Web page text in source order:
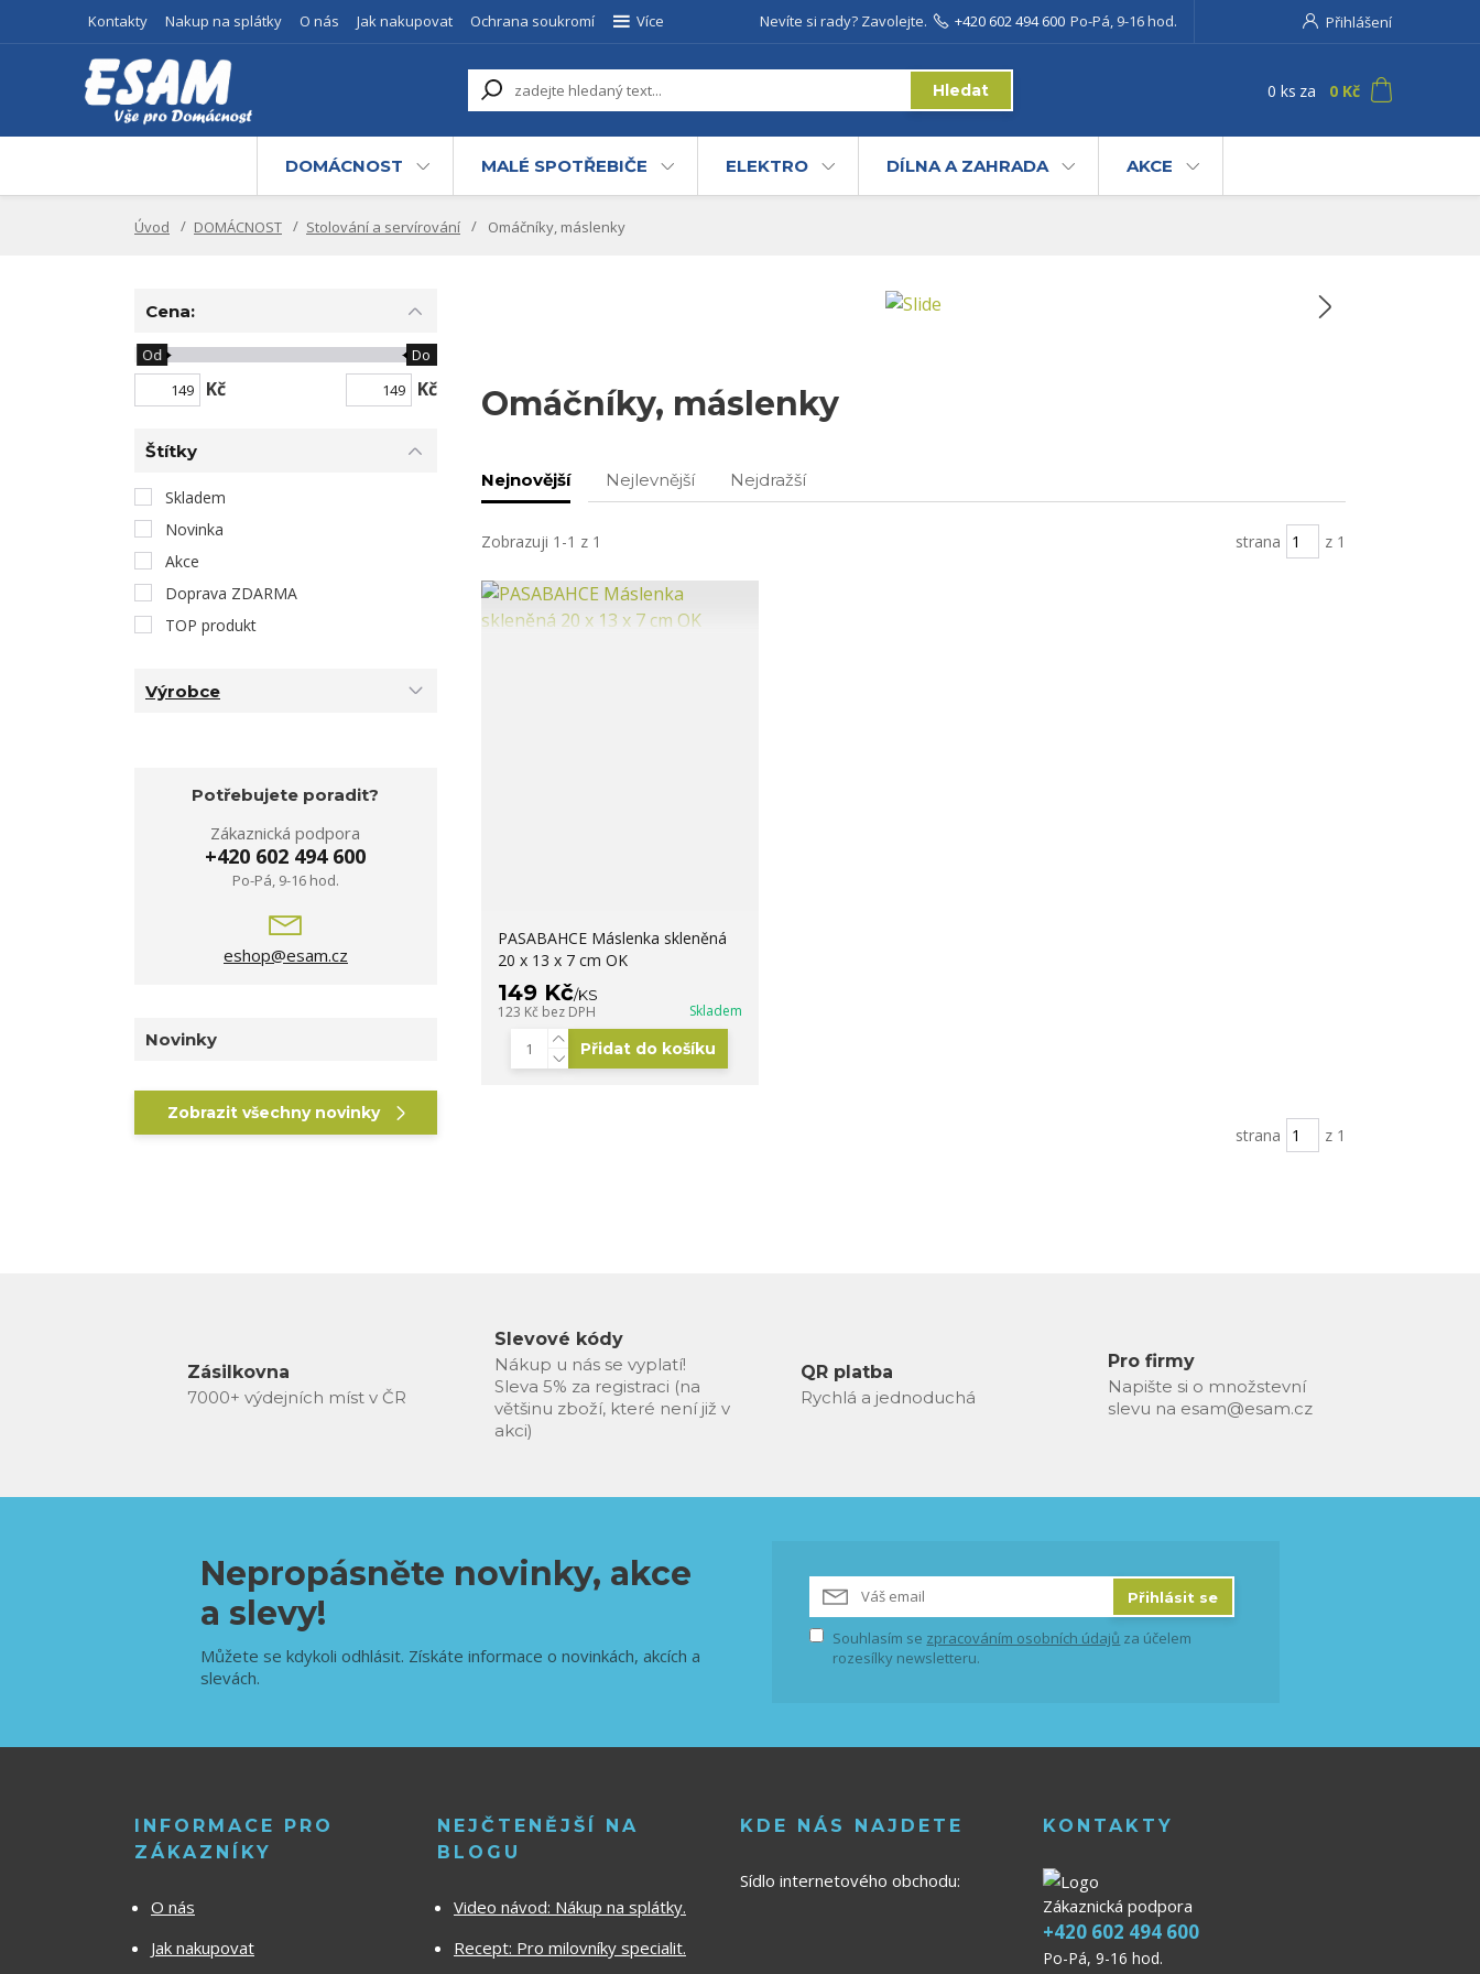
Kontakty Nakup na splátky O nás Jak nakupovat Ochrana soukromí Více Přihlášení
Hledat
Nevíte si rady? Zavolejte. +420 602 494 600 Po-Pá, 9-16 hod.
0 ks za 0 Kč
DOMÁCNOST MALÉ SPOTŘEBIČE ELEKTRO DÍLNA A ZAHRADA AKCE
Úvod DOMÁCNOST Stolování a servírování Omáčníky, máslenky
Omáčníky, máslenky
Nejnovější Nejlevnější Nejdražší
Zobrazuji 1-1 z 1 strana z 1
PASABAHCE Máslenka skleněná
20 x 13 x 7 cm OK
149 Kč/KS
123 Kč bez DPH Skladem
Přidat do košíku
strana z 1
Cena:
Kč
Od Do
Kč
Štítky
Skladem
Novinka
Akce
Doprava ZDARMA
TOP produkt
Výrobce
Potřebujete poradit?
Zákaznická podpora
+420 602 494 600
Po-Pá, 9-16 hod.
eshop@esam.cz
Novinky
Zobrazit všechny novinky
Zásilkovna
7000+ výdejních míst v ČR
Slevové kódy
Nákup u nás se vyplatí!
Sleva 5% za registraci (na
většinu zboží, které není již v
akci)
QR platba
Rychlá a jednoduchá
Pro firmy
Napište si o množstevní
slevu na esam@esam.cz
Nepropásněte novinky, akce
a slevy!
Můžete se kdykoli odhlásit. Získáte informace o novinkách, akcích a
slevách.
Přihlásit se
Souhlasím se zpracováním osobních údajů za účelem
rozesílky newsletteru.
INFORMACE PRO
ZÁKAZNÍKY
O nás
Jak nakupovat
NEJČTENĚJŠÍ NA
BLOGU
Video návod: Nákup na splátky.
Recept: Pro milovníky specialit.
KDE NÁS NAJDETE
Sídlo internetového obchodu:
KONTAKTY
Zákaznická podpora
+420 602 494 600
Po-Pá, 9-16 hod.